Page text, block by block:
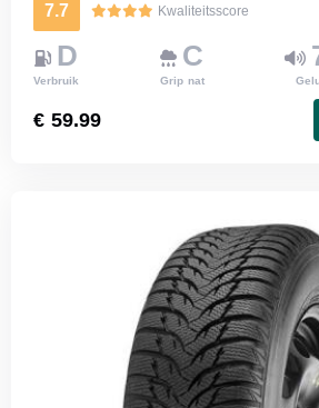
7.7 Kwaliteitsscore
D
Verbruik
C
Grip nat
€ 59.99